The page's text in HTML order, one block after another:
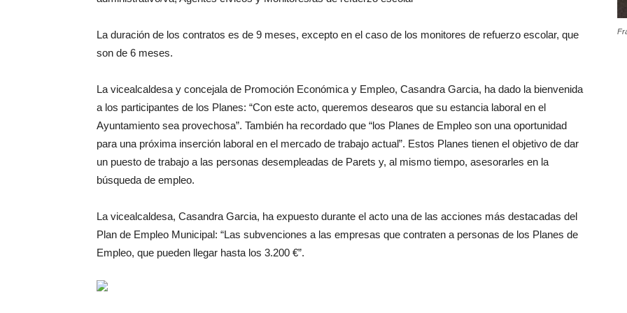
La duración de los contratos es de 9 meses, excepto en el caso de los monitores de refuerzo escolar, que
son de 6 meses.
La vicealcaldesa y concejala de Promoción Económica y Empleo, Casandra Garcia, ha dado la bienvenida
a los participantes de los Planes: “Con este acto, queremos desearos que su estancia laboral en el
Ayuntamiento sea provechosa”. También ha recordado que “los Planes de Empleo son una oportunidad
para una próxima inserción laboral en el mercado de trabajo actual”. Estos Planes tienen el objetivo de dar
un puesto de trabajo a las personas desempleadas de Parets y, al mismo tiempo, asesorarles en la
búsqueda de empleo.
La vicealcaldesa, Casandra Garcia, ha expuesto durante el acto una de las acciones más destacadas del
Plan de Empleo Municipal: “Las subvenciones a las empresas que contraten a personas de los Planes de
Empleo, que pueden llegar hasta los 3.200 €”.